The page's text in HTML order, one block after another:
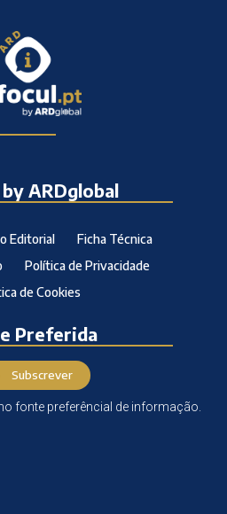
ARDglobal
Editorial
Ficha Técnica
Política de Privacidade
de Cookies
Preferida
Subscrever
fonte preferêncial de informação.